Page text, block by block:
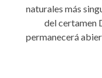
naturales más
del certamen
permanecerá